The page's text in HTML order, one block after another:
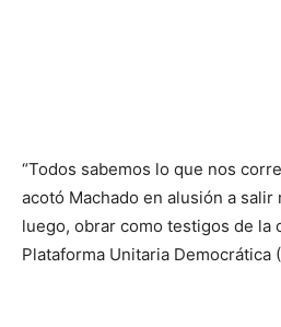
“Todos sabemos lo que nos
acotó Machado en alusión a salir
luego, obrar como testigos de la
Plataforma Unitaria Democrática